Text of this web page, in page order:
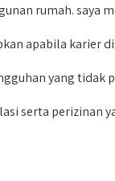
rumah. saya
apabila karier
yang tidak
serta perizinan